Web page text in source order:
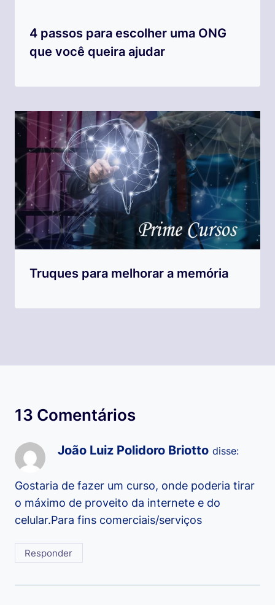
4 passos para escolher uma ONG
que você queira ajudar
Truques para melhorar a memória
13 Comentários
João Luiz Polidoro Briotto disse:
Gostaria de fazer um curso, onde poderia tirar
o máximo de proveito da internete e do
celular.Para fins comerciais/serviços
Responder